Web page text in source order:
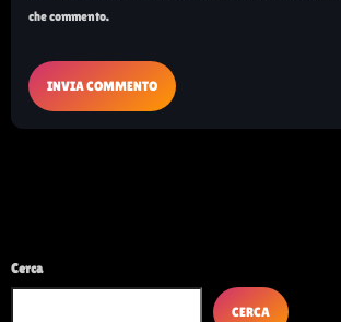
che commento.
Cerca
CERCA